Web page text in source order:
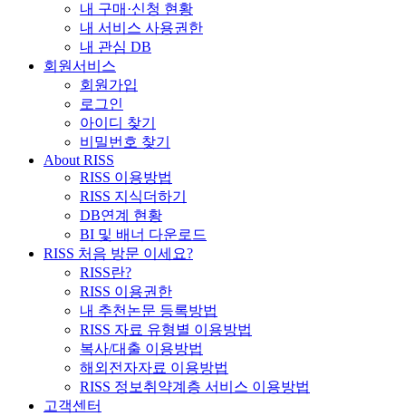
내 구매·신청 현황
내 서비스 사용권한
내 관심 DB
회원서비스
회원가입
로그인
아이디 찾기
비밀번호 찾기
About RISS
RISS 이용방법
RISS 지식더하기
DB연계 현황
BI 및 배너 다운로드
RISS 처음 방문 이세요?
RISS란?
RISS 이용권한
내 추천논문 등록방법
RISS 자료 유형별 이용방법
복사/대출 이용방법
해외전자자료 이용방법
RISS 정보취약계층 서비스 이용방법
고객센터